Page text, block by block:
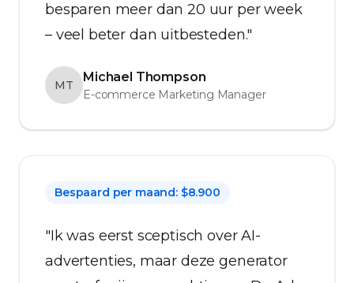
besparen meer dan 20 uur per week
– veel beter dan uitbesteden."
MT
Michael Thompson
E-commerce Marketing Manager
Bespaard per maand: $8.900
"Ik was eerst sceptisch over AI-
advertenties, maar deze generator